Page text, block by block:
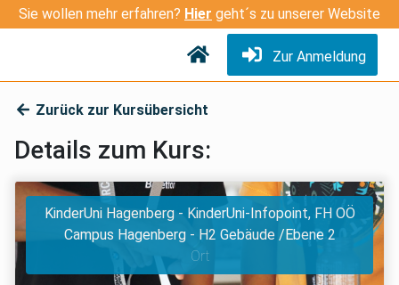
Sie wollen mehr erfahren? Hier geht´s zu unserer Website
Zur Anmeldung
Zurück zur Kursübersicht
Details zum Kurs:
KinderUni Hagenberg - KinderUni-Infopoint, FH OÖ
Campus Hagenberg - H2 Gebäude /Ebene 2
Ort